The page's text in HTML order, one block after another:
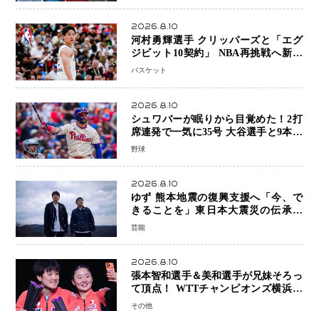
2026.8.10
河村勇輝選手 クリッパーズと「エグ
ジビット10契約」 NBA再挑戦へ新た
な一歩、八村塁選手との共闘にも期待
バスケット
2026.8.10
シュワバーが眠りから目覚めた！2打
席連発で一気に35号 大谷選手と9本差
に 本塁打王争いで単独トップ浮上
野球
2026.8.10
ゆず 熊本地震の復興支援へ「今、で
きることを」東日本大震災の伝承歌
「幾重」ライブ音源を配信、収益を全
芸能
2026.8.10
張本智和選手＆美和選手が兄妹そろっ
て頂点！ WTTチャンピオンズ横浜で
史上初の快挙 2人で約1264万円の優
その他